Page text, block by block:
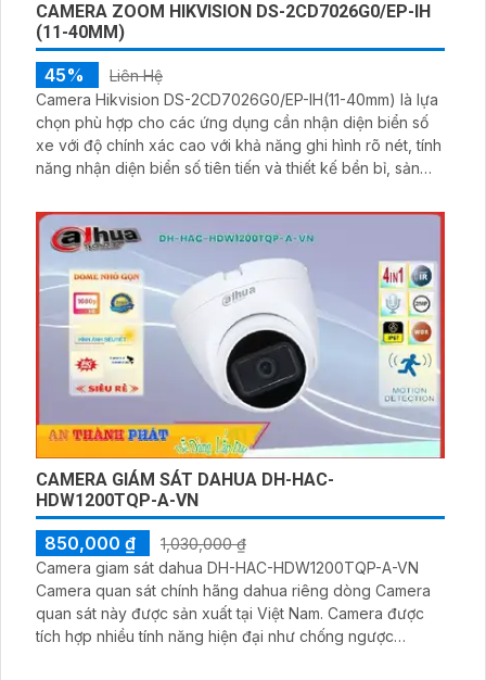
CAMERA ZOOM HIKVISION DS-2CD7026G0/EP-IH
(11-40MM)
45%
Liên Hệ
Camera Hikvision DS-2CD7026G0/EP-IH(11-40mm) là lựa
chọn phù hợp cho các ứng dụng cần nhận diện biển số
xe với độ chính xác cao với khả năng ghi hình rõ nét, tính
năng nhận diện biển số tiên tiến và thiết kế bền bỉ, sản
và quản lý giao thông. Camera IP DS-2CD7026G0/EP-IH
(11-40mm) là sự lựa chọn hoàn hảo với thiết kế hiện đại,
giá phải chăng và chất lượng hình ảnh sắc nét
CAMERA GIÁM SÁT DAHUA DH-HAC-
HDW1200TQP-A-VN
850,000 ₫
1,030,000 ₫
Camera giam sát dahua DH-HAC-HDW1200TQP-A-VN
Camera quan sát chính hãng dahua riêng dòng Camera
quan sát này được sản xuất tại Việt Nam. Camera được
tích hợp nhiều tính năng hiện đại như chống ngược